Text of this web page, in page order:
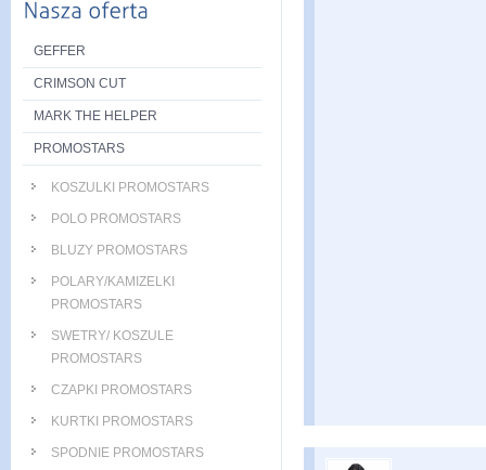
GEFFER
CRIMSON CUT
MARK THE HELPER
PROMOSTARS
KOSZULKI PROMOSTARS
POLO PROMOSTARS
BLUZY PROMOSTARS
POLARY/KAMIZELKI
PROMOSTARS
SWETRY/ KOSZULE
PROMOSTARS
CZAPKI PROMOSTARS
KURTKI PROMOSTARS
SPODNIE PROMOSTARS